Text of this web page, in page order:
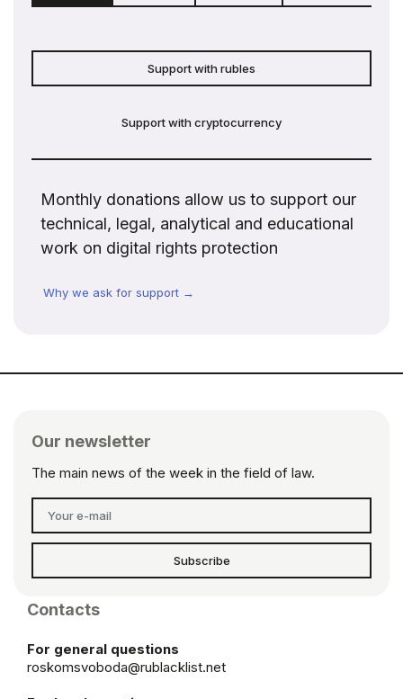
Support with rubles
Support with cryptocurrency
Monthly donations allow us to support our
technical, legal, analytical and educational
work on digital rights protection
Why we ask for support →
Our newsletter
The main news of the week in the field of law.
Subscribe
Contacts
For general questions
roskomsvoboda@rublacklist.net